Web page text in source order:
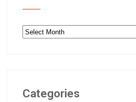
Archives
Categories